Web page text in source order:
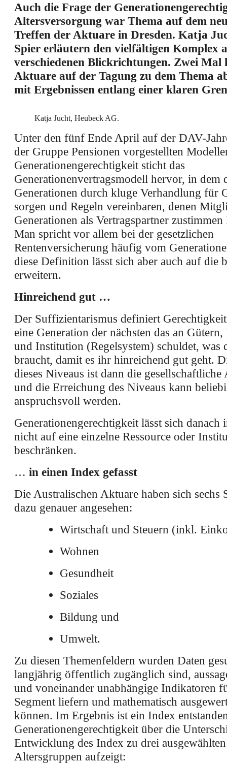
Auch die Frage der
Altersversorgung war Thema auf dem
Treffen der Aktuare in Dresden. Katja
Spier erläutern den vielfältigen Komplex
verschiedenen Blickrichtungen. Zwei Mal
Aktuare auf der Tagung zu dem Thema
mit Ergebnissen entlang einer klaren
Katja Jucht, Heubeck AG.
Unter den fünf Ende April auf der DAV-
der Gruppe Pensionen vorgestellten
Generationengerechtigkeit sticht das
Generationenvertragsmodell hervor, in dem
Generationen durch kluge Verhandlung für
sorgen und Regeln vereinbaren, denen
Generationen als Vertragspartner
Man spricht vor allem bei der gesetzlichen
Rentenversicherung häufig vom
diese Definition lässt sich aber auch auf die
erweitern.
Hinreichend gut …
Der Suffizientarismus definiert Gerechtigkeit
eine Generation der nächsten das an Gütern,
und Institution (Regelsystem) schuldet, was
braucht, damit es ihr hinreichend gut geht.
dieses Niveaus ist dann die gesellschaftliche
und die Erreichung des Niveaus kann
anspruchsvoll werden.
Generationengerechtigkeit lässt sich danach
nicht auf eine einzelne Ressource oder
beschränken.
… in einen Index gefasst
Die Australischen Aktuare haben sich sechs
dazu genauer angesehen:
Wirtschaft und Steuern (inkl.
Wohnen
Gesundheit
Soziales
Bildung und
Umwelt.
Zu diesen Themenfeldern wurden Daten
langjährig öffentlich zugänglich sind,
und voneinander unabhängige Indikatoren
Segment liefern und mathematisch
können. Im Ergebnis ist ein Index
Generationengerechtigkeit über die
Entwicklung des Index zu drei ausgewählten
Altersgruppen aufzeigt: